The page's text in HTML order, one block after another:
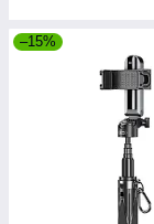
–15%